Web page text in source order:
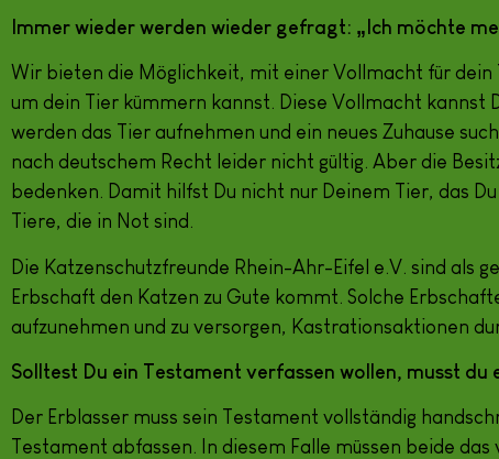
Immer wieder werden wieder gefragt: „Ich möchte
Wir bieten die Möglichkeit, mit einer Vollmacht für dein
um dein Tier kümmern kannst. Diese Vollmacht kannst
werden das Tier aufnehmen und ein neues Zuhause
nach deutschem Recht leider nicht gültig. Aber die
bedenken. Damit hilfst Du nicht nur Deinem Tier, das
Tiere, die in Not sind.
Die Katzenschutzfreunde Rhein-Ahr-Eifel e.V. sind als
Erbschaft den Katzen zu Gute kommt. Solche
aufzunehmen und zu versorgen, Kastrationsaktionen
Solltest Du ein Testament verfassen wollen, musst du
Der Erblasser muss sein Testament vollständig
Testament abfassen. In diesem Falle müssen beide